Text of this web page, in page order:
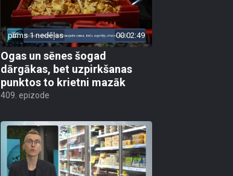
pirms 1 nedēļas 00:02:49
Ogas un sēnes šogad
dārgākas, bet uzpirkšanas
punktos to krietni mazāk
409. epizode